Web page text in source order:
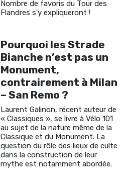
Nombre de favoris du Tour des
Flandres s'y expliqueront !
Pourquoi les Strade
Bianche n’est pas un
Monument,
contrairement à Milan
– San Remo ?
Laurent Galinon, récent auteur de
« Classiques », se livre à Vélo 101
au sujet de la nature même de la
Classique et du Monument. La
question du rôle des lieux de culte
dans la construction de leur
mythe est notamment abordée.